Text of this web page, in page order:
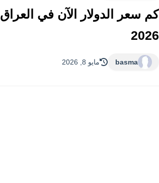
2026
basma مايو 8, 2026